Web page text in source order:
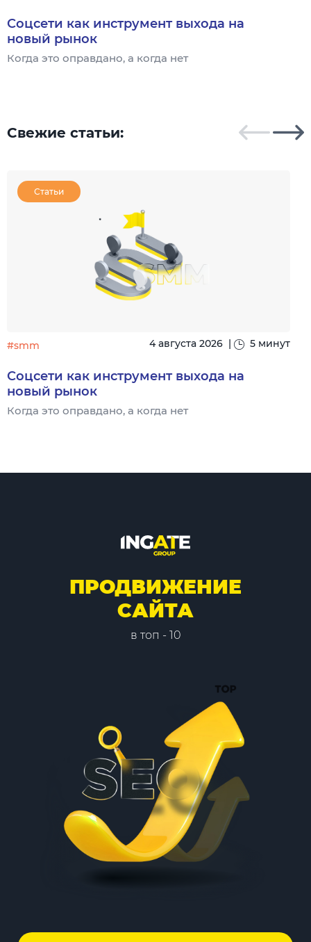
Соцсети как инструмент выхода на
новый рынок
Когда это оправдано, а когда нет
Свежие статьи:
Статьи
#smm 4 августа 2026 | 5 минут
Соцсети как инструмент выхода на
новый рынок
Когда это оправдано, а когда нет
ПРОДВИЖЕНИЕ
САЙТА
в топ - 10